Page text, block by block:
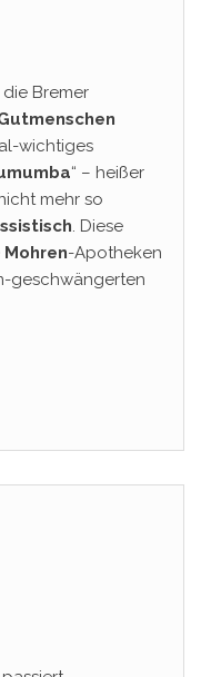
die Bremer
wichtiges
“ – heißer
mehr so
. Diese
Mohren-Apotheken
geschwängerten